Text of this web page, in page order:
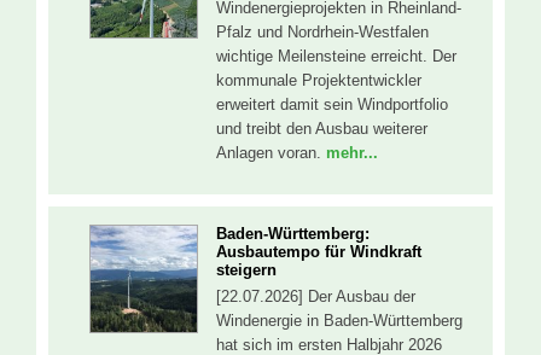
Windenergieprojekten in Rheinland-
Pfalz und Nordrhein-Westfalen
wichtige Meilensteine erreicht. Der
kommunale Projektentwickler
erweitert damit sein Windportfolio
und treibt den Ausbau weiterer
Anlagen voran. mehr...
Baden-Württemberg:
Ausbautempo für Windkraft
steigern
[22.07.2026] Der Ausbau der
Windenergie in Baden-Württemberg
hat sich im ersten Halbjahr 2026